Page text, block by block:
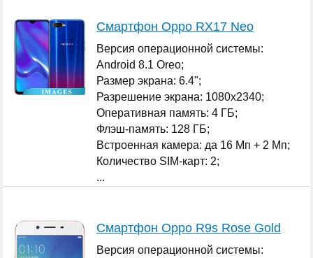
Смартфон Oppo RX17 Neo
Версия операционной системы:
Android 8.1 Oreo;
Размер экрана: 6.4";
Разрешение экрана: 1080x2340;
Оперативная память: 4 ГБ;
Флэш-память: 128 ГБ;
Встроенная камера: да 16 Мп + 2 Мп;
Количество SIM-карт: 2;
...
Смартфон Oppo R9s Rose Gold
Версия операционной системы: